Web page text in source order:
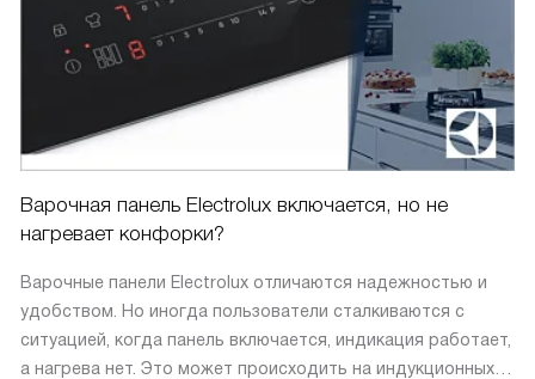
Варочная панель Electrolux включается, но не
нагревает конфорки?
Варочные панели Electrolux отличаются надежностью и
удобством. Но иногда пользователи сталкиваются с
ситуацией, когда панель включается, индикация работает,
а нагрева нет. Это может происходить на индукционных,